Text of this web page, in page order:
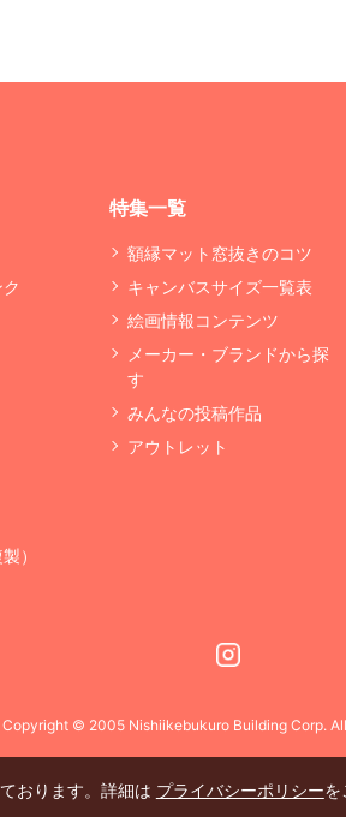
）
特集一覧
額縁マット窓抜きのコツ
キャンバスサイズ一覧表
絵画情報コンテンツ
メーカー・ブランドから探
す
みんなの投稿作品
アウトレット
Copyright © 2005 Nishiikebukuro Building Corp.
おります。詳細は プライバシーポリシーを